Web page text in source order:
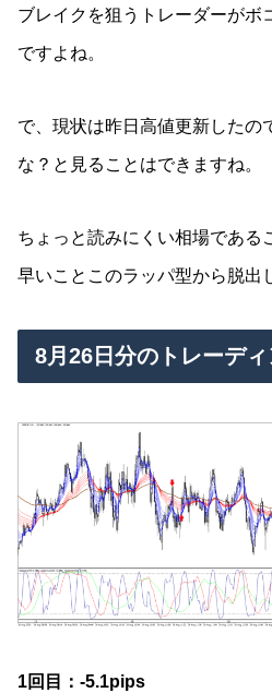
ブレイクを狙うトレーダーがボ
ですよね。
で、現状は昨日高値更新したの
な？と見ることはできますね。
ちょっと読みにくい相場である
早いことこのラッパ型から脱出
8月26日分のトレーデ
1回目：-5.1pips